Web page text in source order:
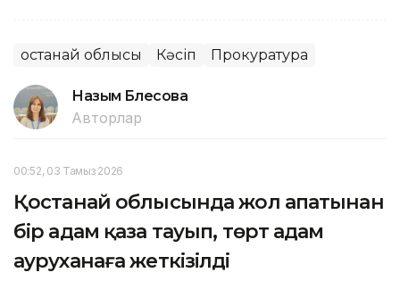
Қостанай облысы Кәсіп Прокуратура
Назым Бөлесова
Авторлар
00:52, 03 Тамыз 2026
Қостанай облысында жол апатынан
бір адам қаза тауып, төрт адам
ауруханаға жеткізілді